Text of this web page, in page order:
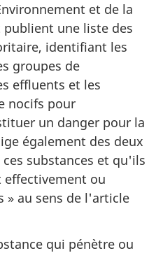
et de la
une liste des
identifiant les
groupes de
effluents et les
nocifs pour
un danger pour la
également des deux
substances et qu'ils
ou
au sens de l'article
qui pénètre ou